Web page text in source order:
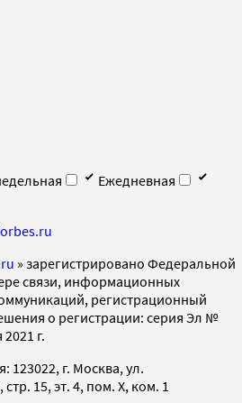
Ежедневная
» зарегистрировано Федеральной
связи, информационных
регистрационный
о регистрации: серия Эл №
г.
123022, г. Москва, ул.
15, эт. 4, пом. X, ком. 1